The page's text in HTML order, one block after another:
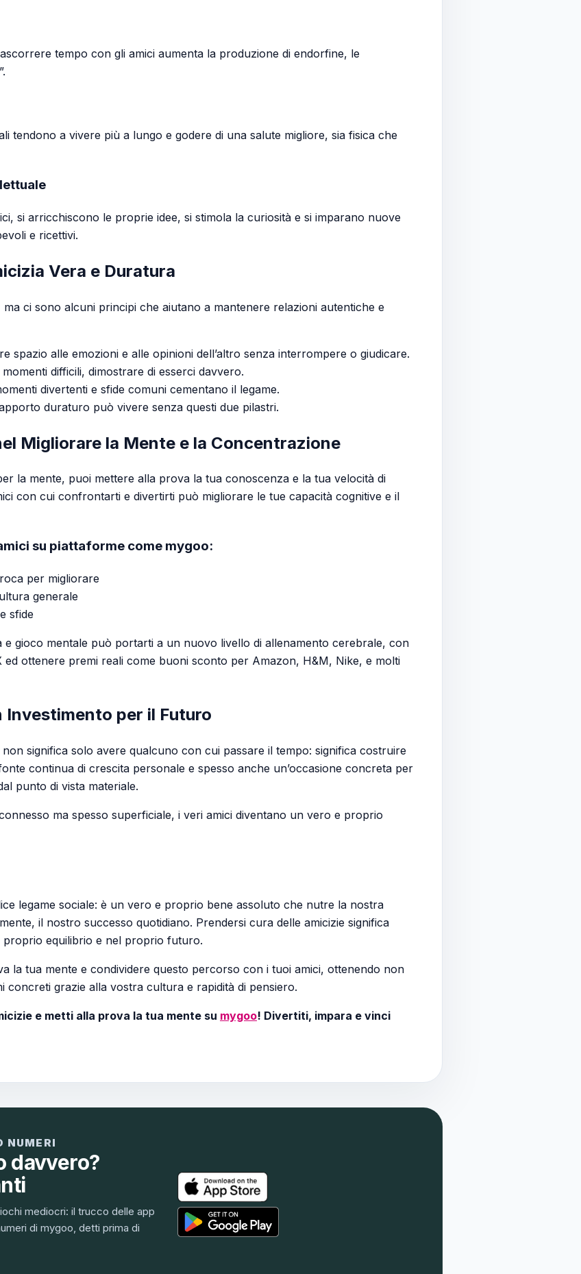
tempo con gli amici aumenta la produzione di endorfine, le
tendono a vivere più a lungo e godere di una salute migliore, sia fisica che
si arricchiscono le proprie idee, si stimola la curiosità e si imparano nuove
e ricettivi.
Vera e Duratura
ci sono alcuni principi che aiutano a mantenere relazioni autentiche e
spazio alle emozioni e alle opinioni dell’altro senza interrompere o giudicare.
difficili, dimostrare di esserci davvero.
divertenti e sfide comuni cementano il legame.
duraturo può vivere senza questi due pilastri.
Migliorare la Mente e la Concentrazione
la mente, puoi mettere alla prova la tua conoscenza e la tua velocità di
con cui confrontarti e divertirti può migliorare le tue capacità cognitive e il
su piattaforme come mygoo:
per migliorare
generale
sfide
e gioco mentale può portarti a un nuovo livello di allenamento cerebrale, con
ed ottenere premi reali come buoni sconto per Amazon, H&M, Nike, e molti
Investimento per il Futuro
significa solo avere qualcuno con cui passare il tempo: significa costruire
continua di crescita personale e spesso anche un’occasione concreta per
punto di vista materiale.
ma spesso superficiale, i veri amici diventano un vero e proprio
legame sociale: è un vero e proprio bene assoluto che nutre la nostra
il nostro successo quotidiano. Prendersi cura delle amicizie significa
equilibrio e nel proprio futuro.
la tua mente e condividere questo percorso con i tuoi amici, ottenendo non
concreti grazie alla vostra cultura e rapidità di pensiero.
e metti alla prova la tua mente su mygoo! Divertiti, impara e vinci
NUMERI
davvero?
mediocri: il trucco delle app
di mygoo, detti prima di